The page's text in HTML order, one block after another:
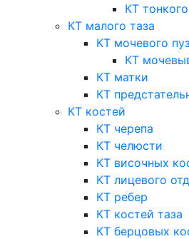
КТ
КТ малого таза
КТ мочевого
КТ
КТ матки
КТ
КТ костей
КТ черепа
КТ челюсти
КТ височных
КТ лицевого
КТ ребер
КТ костей таза
КТ берцовых